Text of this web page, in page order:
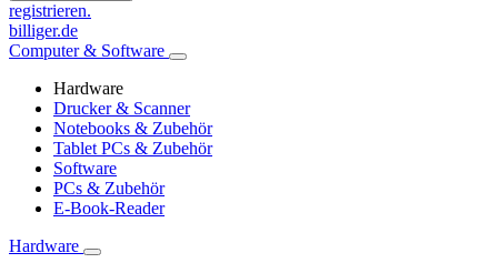
registrieren.
billiger.de
Computer & Software
Hardware
Drucker & Scanner
Notebooks & Zubehör
Tablet PCs & Zubehör
Software
PCs & Zubehör
E-Book-Reader
Hardware